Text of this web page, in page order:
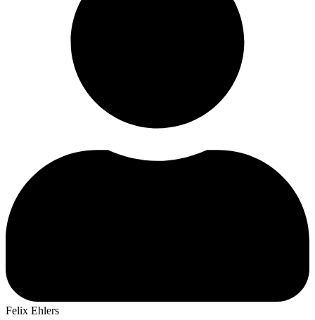
Felix Ehlers